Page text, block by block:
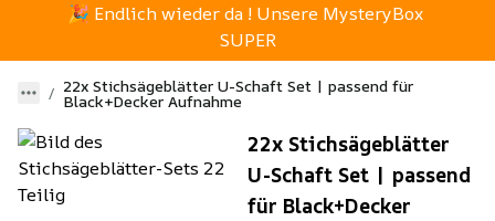
🎉 Endlich wieder da ! Unsere MysteryBox
SUPER
22x Stichsägeblätter U-Schaft Set | passend für
Black+Decker Aufnahme
22x Stichsägeblätter
U-Schaft Set | passend
für Black+Decker